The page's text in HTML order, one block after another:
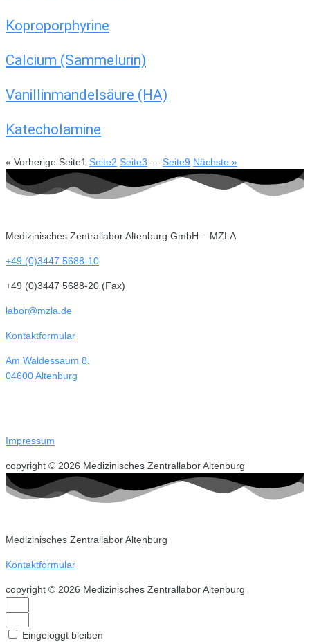
Koproporphyrine
Calcium (Sammelurin)
Vanillinmandelsäure (HA)
Katecholamine
« Vorherige Seite1 Seite2 Seite3 Seite9 Nächste »
Medizinisches Zentrallabor Altenburg GmbH – MZLA
+49 (0)3447 5688-10
+49 (0)3447 5688-20 (Fax)
labor@mzla.de
Kontaktformular
Am Waldessaum 8,
04600 Altenburg
Impressum
copyright © 2026 Medizinisches Zentrallabor Altenburg
Medizinisches Zentrallabor Altenburg
Kontaktformular
copyright © 2026 Medizinisches Zentrallabor Altenburg
Eingeloggt bleiben